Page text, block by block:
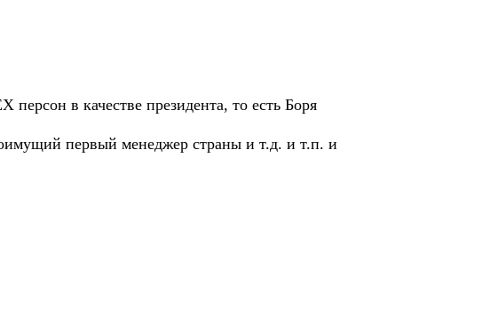
в качестве президента, то есть Боря
первый менеджер страны и т.д. и т.п. и